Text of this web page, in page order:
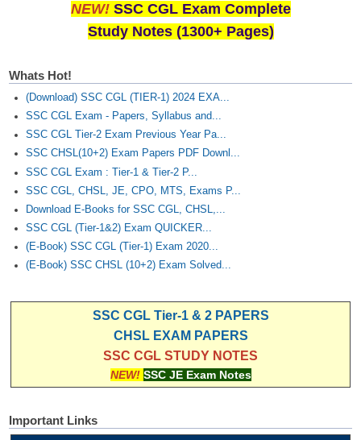
NEW! SSC CGL Exam Complete
Study Notes (1300+ Pages)
Whats Hot!
(Download) SSC CGL (TIER-1) 2024 EXA...
SSC CGL Exam - Papers, Syllabus and...
SSC CGL Tier-2 Exam Previous Year Pa...
SSC CHSL(10+2) Exam Papers PDF Downl...
SSC CGL Exam : Tier-1 & Tier-2 P...
SSC CGL, CHSL, JE, CPO, MTS, Exams P...
Download E-Books for SSC CGL, CHSL,...
SSC CGL (Tier-1&2) Exam QUICKER...
(E-Book) SSC CGL (Tier-1) Exam 2020...
(E-Book) SSC CHSL (10+2) Exam Solved...
SSC CGL Tier-1 & 2 PAPERS
CHSL EXAM PAPERS
SSC CGL STUDY NOTES
NEW! SSC JE Exam Notes
Important Links